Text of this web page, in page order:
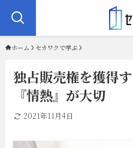
ホーム セカワクで学ぶ
独占販売権を獲得
『情熱』が大切
2021年11月4日